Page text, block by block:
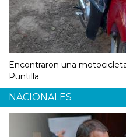
Encontraron una
Puntilla
NACIONALES